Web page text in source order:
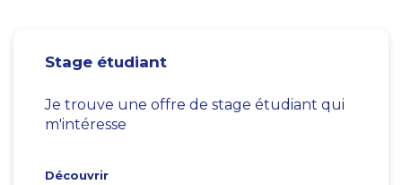
Stage étudiant
Je trouve une offre de stage étudiant qui
m'intéresse
Découvrir